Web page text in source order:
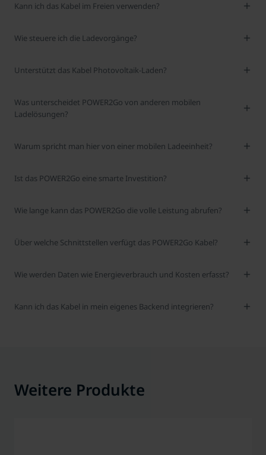
Kann ich das Kabel im Freien verwenden?
Wie steuere ich die Ladevorgänge?
Unterstützt das Kabel Photovoltaik-Laden?
Was unterscheidet POWER2Go von anderen mobilen
Ladelösungen?
Warum spricht man hier von einer mobilen Ladeeinheit?
Ist das POWER2Go eine smarte Investition?
Wie lange kann das POWER2Go die volle Leistung abrufen?
Über welche Schnittstellen verfügt das POWER2Go Kabel?
Wie werden Daten wie Energieverbrauch und Kosten erfasst?
Kann ich das Kabel in mein eigenes Backend integrieren?
Weitere Produkte